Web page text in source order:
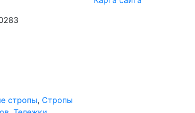
стропы, Стропы